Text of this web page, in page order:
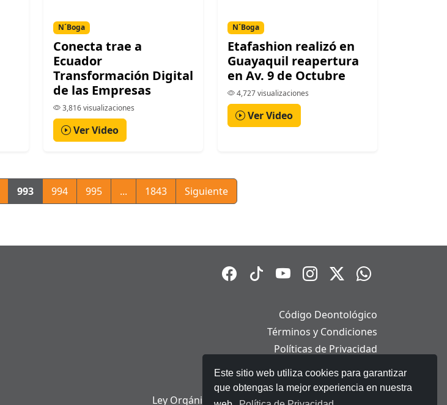
Este sitio web utiliza cookies para garantizar
que obtengas la mejor experiencia en nuestra
N´Boga
Conecta trae a
Ecuador
Transformación Digital
de las Empresas
3,816 visualizaciones
Ver Video
N´Boga
Etafashion realizó en
Guayaquil reapertura
en Av. 9 de Octubre
4,727 visualizaciones
Ver Video
993 994 995 ... 1843 Siguiente
Código Deontológico
Términos y Condiciones
Políticas de Privacidad
Políticas de Cookies
Aviso Legal
Ley Orgánica de Protección de Datos Personales